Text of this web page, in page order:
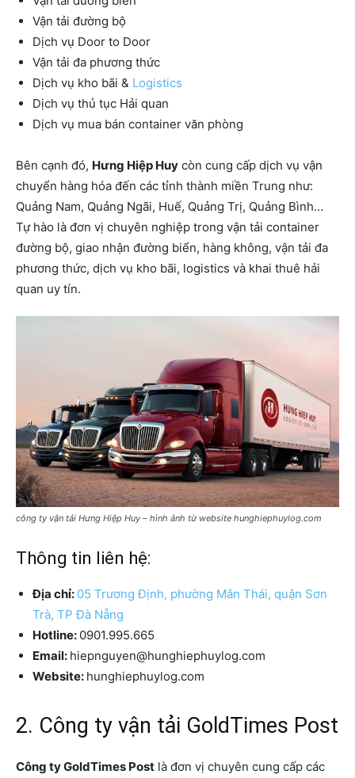
Vận tải đường bộ
Dịch vụ Door to Door
Vận tải đa phương thức
Dịch vụ kho bãi & Logistics
Dịch vụ thủ tục Hải quan
Dịch vụ mua bán container văn phòng
Bên cạnh đó, Hưng Hiệp Huy còn cung cấp dịch vụ vận
chuyển hàng hóa đến các tỉnh thành miền Trung như:
Quảng Nam, Quảng Ngãi, Huế, Quảng Trị, Quảng Bình…
Tự hào là đơn vị chuyên nghiệp trong vận tải container
đường bộ, giao nhận đường biển, hàng không, vận tải đa
phương thức, dịch vụ kho bãi, logistics và khai thuê hải
quan uy tín.
công ty vận tải Hưng Hiệp Huy – hình ảnh từ website hunghiephuylog.com
Thông tin liên hệ:
Địa chỉ: 05 Trương Định, phường Mân Thái, quận Sơn
Trà, TP Đà Nẵng
Hotline: 0901.995.665
Email: hiepnguyen@hunghiephuylog.com
Website: hunghiephuylog.com
2. Công ty vận tải GoldTimes Post
Công ty GoldTimes Post là đơn vị chuyên cung cấp các